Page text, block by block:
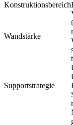
Konstruktionsbereich
Wandstärke
Supportstrategie